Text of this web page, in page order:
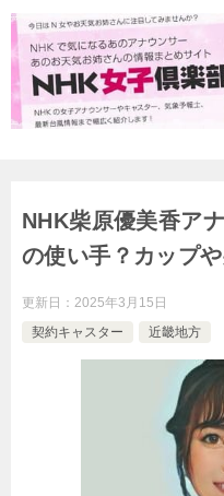
NHK柴原優美香ア
の使い手？カップ
更新日： 2025年3月15日
契約キャスター
近畿地方